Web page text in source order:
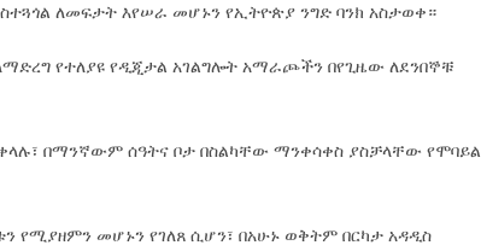
ለመፍታት እየሠራ መሆኑን የኢትዮጵያ ንግድ ባንክ አስታወቀ።
የተለያዩ የዲጂታል አገልግሎት አማራጮችን በየጊዜው ለደንበኞቹ
በማንኛውም ሰዓትና ቦታ በስልካቸው ማንቀሳቀስ ያስቻላቸው የሞባይል
የሚያዘምን መሆኑን የገለጸ ሲሆን፣ በአሁኑ ወቅትም በርካታ አዳዲስ